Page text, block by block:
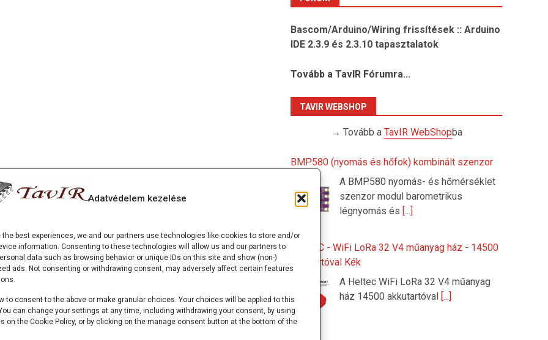
Adatvédelem kezelése
the best experiences, we and our partners use technologies like cookies to store and/or
information. Consenting to these technologies will allow us and our partners to
data such as browsing behavior or unique IDs on this site and show (non-)
ads. Not consenting or withdrawing consent, may adversely affect certain features
to consent to the above or make granular choices. Your choices will be applied to this
can change your settings at any time, including withdrawing your consent, by using
on the Cookie Policy, or by clicking on the manage consent button at the bottom of the
Bascom/Arduino/Wiring frissítések :: Arduino
IDE 2.3.9 és 2.3.10 tapasztalatok
Tovább a TavIR Fórumra...
TAVIR WEBSHOP
→ Tovább a TavIR WebShopba
BMP580 (nyomás és hőfok) kombinált szenzor
A BMP580 nyomás- és hőmérséklet
szenzor modul barometrikus
légnyomás és [...]
HELTEC - WiFi LoRa 32 V4 műanyag ház - 14500
akkutartóval Kék
A Heltec WiFi LoRa 32 V4 műanyag
ház 14500 akkutartóval
[...]